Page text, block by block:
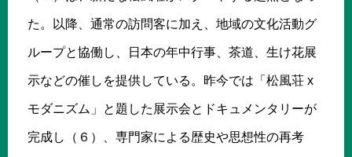
た。以降、通常の訪問客に加え、地域の文化活動グ
ループと協働し、日本の年中行事、茶道、生け花展
示などの催しを提供している。昨今では「松風荘 x
モダニズム」と題した展示会とドキュメンタリーが
完成し（６）、専門家による歴史や思想性の再考